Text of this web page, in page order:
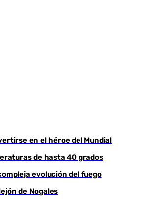
en el héroe del Mundial
de hasta 40 grados
evolución del fuego
de Nogales